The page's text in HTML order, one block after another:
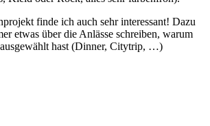
finde ich auch sehr interessant! Dazu
etwas über die Anlässe schreiben, warum
ausgewählt hast (Dinner, Citytrip, …)